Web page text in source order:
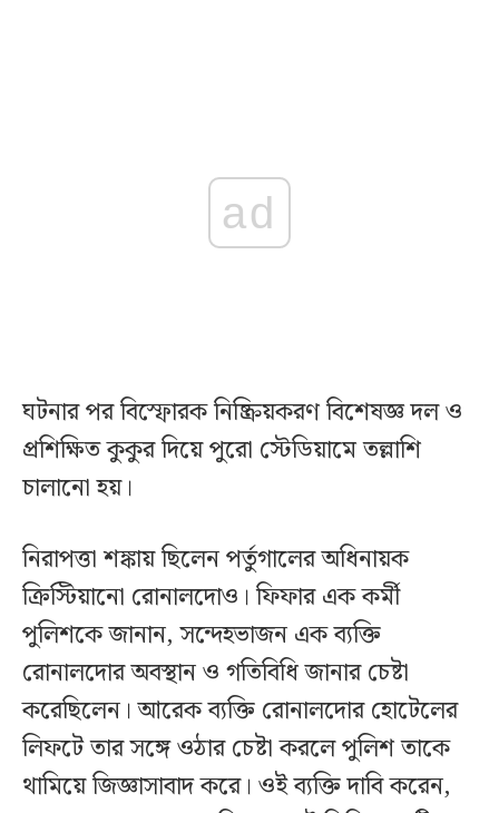
ad
ঘটনার পর বিস্ফোরক নিষ্ক্রিয়করণ বিশেষজ্ঞ দল ও
প্রশিক্ষিত কুকুর দিয়ে পুরো স্টেডিয়ামে তল্লাশি
চালানো হয়।
নিরাপত্তা শঙ্কায় ছিলেন পর্তুগালের অধিনায়ক
ক্রিস্টিয়ানো রোনালদোও। ফিফার এক কর্মী
পুলিশকে জানান, সন্দেহভাজন এক ব্যক্তি
রোনালদোর অবস্থান ও গতিবিধি জানার চেষ্টা
করেছিলেন। আরেক ব্যক্তি রোনালদোর হোটেলের
লিফটে তার সঙ্গে ওঠার চেষ্টা করলে পুলিশ তাকে
থামিয়ে জিজ্ঞাসাবাদ করে। ওই ব্যক্তি দাবি করেন,